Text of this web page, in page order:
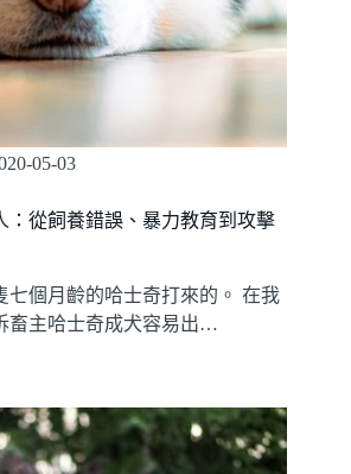
05-03
：從飼養錯誤、暴力教育到攻擊
七個月齡的哈士奇打來的。 在我
畜主哈士奇成犬容易出…